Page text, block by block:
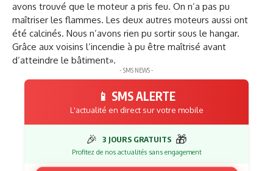
avons trouvé que le moteur a pris feu. On n’a pas pu
maîtriser les flammes. Les deux autres moteurs aussi ont
été calcinés. Nous n’avons rien pu sortir sous le hangar.
Grâce aux voisins l’incendie à pu être maîtrisé avant
d’atteindre le bâtiment».
- SMS NEWS -
📱 SMS ALERTE
L'actualité en direct sur votre mobile
🎉 3 JOURS GRATUITS 🎁
Profitez de nos actualités sans engagement